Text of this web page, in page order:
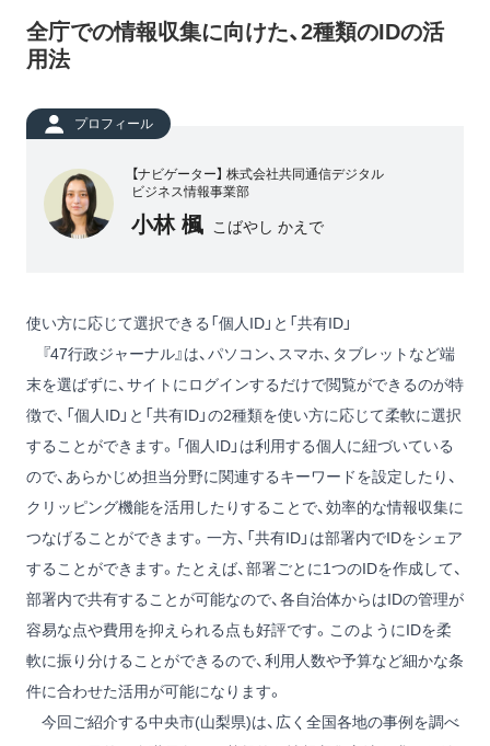
全庁での情報収集に向けた、2種類のIDの活
用法
プロフィール
【ナビゲーター】 株式会社共同通信デジタル
ビジネス情報事業部
小林 楓 こばやし かえで
使い方に応じて選択できる「個人ID」と「共有ID」
『47行政ジャーナル』は、パソコン、スマホ、タブレットなど端
末を選ばずに、サイトにログインするだけで閲覧ができるのが特
徴で、「個人ID」と「共有ID」の2種類を使い方に応じて柔軟に選択
することができます。「個人ID」は利用する個人に紐づいている
ので、あらかじめ担当分野に関連するキーワードを設定したり、
クリッピング機能を活用したりすることで、効率的な情報収集に
つなげることができます。一方、「共有ID」は部署内でIDをシェア
することができます。たとえば、部署ごとに1つのIDを作成して、
部署内で共有することが可能なので、各自治体からはIDの管理が
容易な点や費用を抑えられる点も好評です。このようにIDを柔
軟に振り分けることができるので、利用人数や予算など細かな条
件に合わせた活用が可能になります。
今回ご紹介する中央市(山梨県)は、広く全国各地の事例を調べ